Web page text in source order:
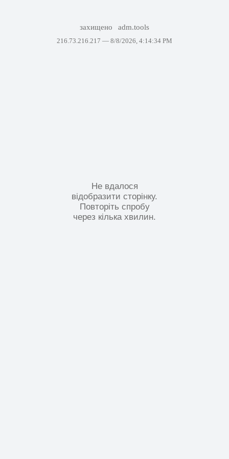
захищено adm.tools
216.73.216.217 — 8/8/2026, 4:14:34 PM
Не вдалося
відобразити сторінку.
Повторіть спробу
через кілька хвилин.